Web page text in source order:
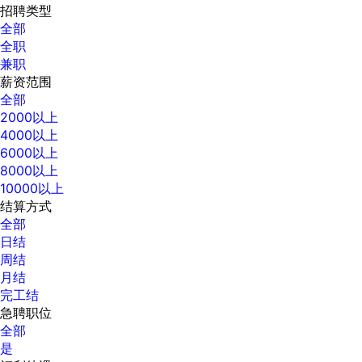
招聘类型
全部
全职
兼职
薪资范围
全部
2000以上
4000以上
6000以上
8000以上
10000以上
结算方式
全部
日结
周结
月结
完工结
急聘职位
全部
是